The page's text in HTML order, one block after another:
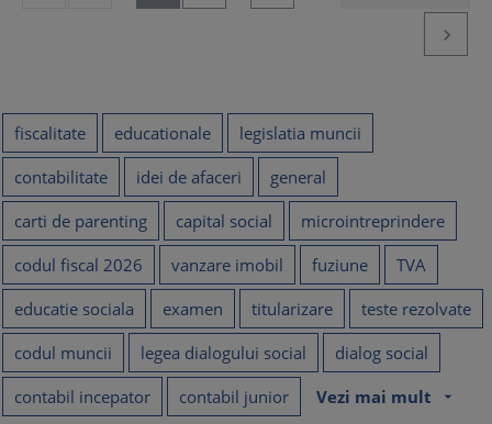

fiscalitate educationale
legislatia muncii
contabilitate
idei de afaceri
general
carti de parenting
capital social
microintreprindere
codul fiscal 2026
vanzare imobil fuziune
TVA
educatie sociala
examen titularizare
teste rezolvate
codul muncii
legea dialogului social
dialog social
contabil incepator
contabil junior Vezi mai mult arrow_drop_down